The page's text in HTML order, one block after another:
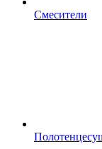
Смесители